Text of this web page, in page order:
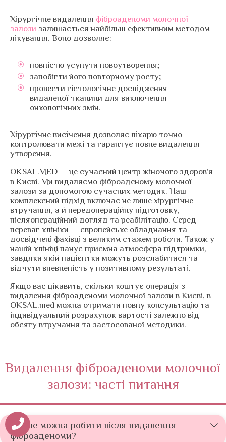
Хірургічне видалення фіброаденоми молочної
залози залишається найбільш ефективним методом
лікування. Воно дозволяє:
повністю усунути новоутворення;
запобігти його повторному росту;
провести гістологічне дослідження
видаленої тканини для виключення
онкологічних змін.
Хірургічне висічення дозволяє лікарю точно
контролювати межі та гарантує повне видалення
утворення.
OKSAL.MED — це сучасний центр жіночого здоров’я
в Києві. Ми видаляємо фіброаденому молочної
залози за допомогою сучасних методик. Наш
комплексний підхід включає не лише хірургічне
втручання, а й передопераційну підготовку,
післяопераційний догляд та реабілітацію. Серед
переваг клініки — європейське обладнання та
досвідчені фахівці з великим стажем роботи. Також у
нашій клініці панує приємна атмосфера підтримки,
завдяки якій пацієнтки можуть розслабитися та
відчути впевненість у позитивному результаті.
Якщо вас цікавить, скільки коштує операція з
видалення фіброаденоми молочної залози в Києві, в
OKSAL.med можна отримати повну консультацію та
індивідуальний розрахунок вартості залежно від
обсягу втручання та застосованої методики.
Видалення фіброаденоми молочної
залози: часті питання
Що не можна робити після видалення
фіброаденоми?